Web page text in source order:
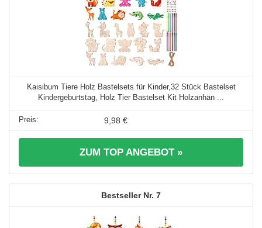
Kaisibum Tiere Holz Bastelsets für Kinder,32 Stück Bastelset
Kindergeburtstag, Holz Tier Bastelset Kit Holzanhän ...
9,98 €
ZUM TOP ANGEBOT »
7